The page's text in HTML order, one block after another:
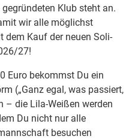
Klub steht an.
wir alle möglichst
dem Kauf der neuen Soli-
27!
Euro bekommst Du ein
(„Ganz egal, was passiert,
– die Lila-Weißen werden
Du nicht nur alle
besuchen